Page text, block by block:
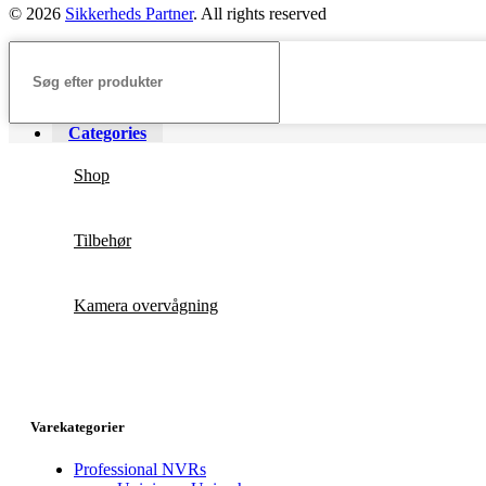
© 2026 Sikkerheds Partner. All rights reserved
Categories
Shop
Tilbehør
Kamera overvågning
Varekategorier
Professional NVRs